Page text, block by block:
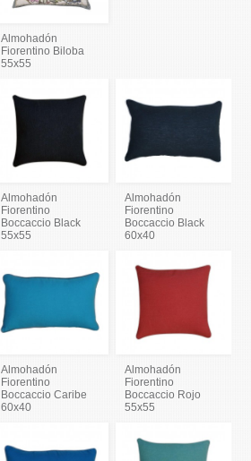
Almohadón
Fiorentino Biloba
55x55
Almohadón
Fiorentino
Boccaccio Black
55x55
Almohadón
Fiorentino
Boccaccio Black
60x40
Almohadón
Fiorentino
Boccaccio Caribe
60x40
Almohadón
Fiorentino
Boccaccio Rojo
55x55